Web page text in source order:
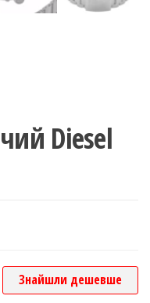
Diesel
Знайшли дешевше